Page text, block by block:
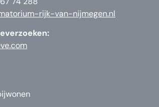
rijk-van-nijmegen.nl